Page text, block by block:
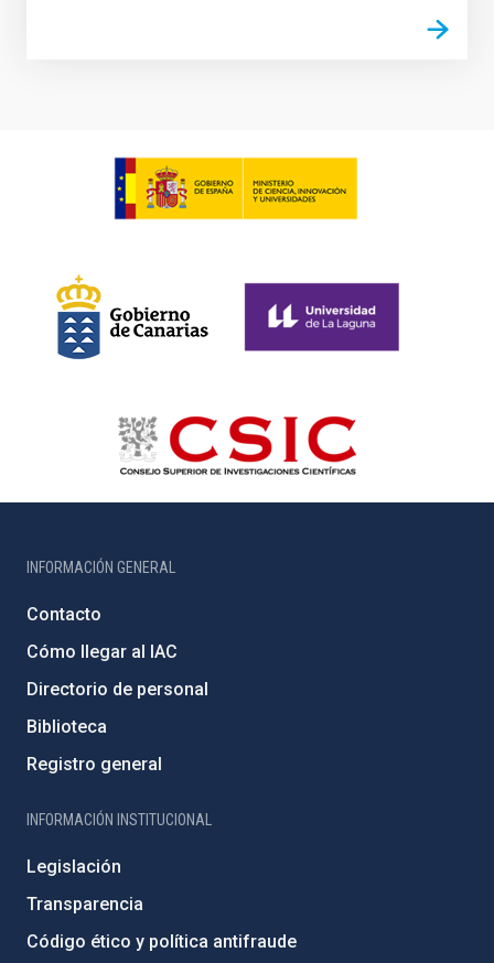
INFORMACIÓN GENERAL
Contacto
Cómo llegar al IAC
Directorio de personal
Biblioteca
Registro general
INFORMACIÓN INSTITUCIONAL
Legislación
Transparencia
Código ético y política antifraude